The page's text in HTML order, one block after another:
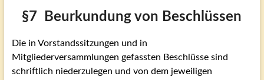
§7 Beurkundung von Beschlüssen
Die in Vorstandssitzungen und in
Mitgliederversammlungen gefassten Beschlüsse sind
schriftlich niederzulegen und von dem jeweiligen